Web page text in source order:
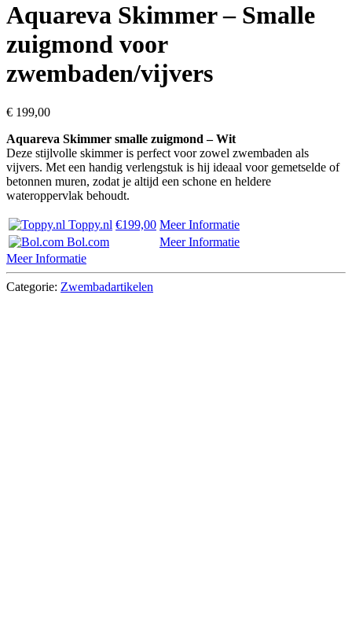
Aquareva Skimmer – Smalle
zuigmond voor
zwembaden/vijvers
€ 199,00
Aquareva Skimmer smalle zuigmond – Wit
Deze stijlvolle skimmer is perfect voor zowel zwembaden als
vijvers. Met een handig verlengstuk is hij ideaal voor gemetselde of
betonnen muren, zodat je altijd een schone en heldere
wateroppervlak behoudt.
Toppy.nl €199,00 Meer Informatie
Bol.com
Meer Informatie
Meer Informatie
Categorie: Zwembadartikelen